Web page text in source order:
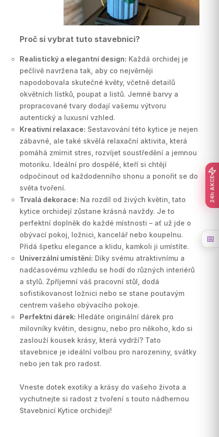
Proč si vybrat tuto stavebnici?
Realistický a elegantní design: Každá orchidej je
pečlivě navržena tak, aby co nejvěrněji
napodobovala skutečné květy, včetně detailů
okvětních lístků, poupat a listů. Jemné barvy a
propracované tvary dodají vašemu výtvoru
autentický a luxusní vzhled.
Kreativní relaxace: Sestavování této kytice je nejen
zábavné, ale také skvělá relaxační aktivita, která
pomáhá zmírnit stres, rozvíjet soustředění a jemnou
motoriku. Ideální pro dospělé, kteří si chtějí
odpočinout od každodenního shonu a ponořit se do
světa tvoření.
Trvalá dekorace: Na rozdíl od živých květin, tato
kytice orchidejí zůstane krásná navždy. Je to
perfektní doplněk do každé místnosti – ať už jde o
obývací pokoj, ložnici, kancelář nebo koupelnu.
Přidá špetku elegance a klidu, kamkoli ji umístíte.
Univerzální umístění: Díky svému atraktivnímu a
nadčasovému vzhledu se hodí do různých interiérů
a stylů. Zpříjemní váš pracovní stůl, dodá
sofistikovanost ložnici nebo se stane poutavým
centrem vašeho obývacího pokoje.
Perfektní dárek: Hledáte originální dárek pro
milovníky květin, designu, nebo pro někoho, kdo si
zaslouží kousek krásy, která vydrží? Tato
stavebnice je ideální volbou pro narozeniny, svátky
nebo jen tak pro radost.
Vneste dotek exotiky a krásy do vašeho života a
vychutnejte si radost z tvoření s touto nádhernou
Stavebnicí Kytice orchidejí!
24h AKCE
📅